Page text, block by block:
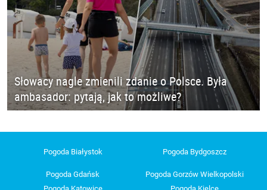
Słowacy nagle zmienili zdanie o Polsce. Była
ambasador: pytają, jak to możliwe?
Pogoda Białystok Pogoda Bydgoszcz
Pogoda Gdańsk
Pogoda Gorzów Wielkopolski